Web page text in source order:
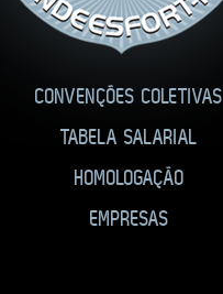
CONVENÇÕES COLETIVAS
TABELA SALARIAL
HOMOLOGAÇÃO
EMPRESAS